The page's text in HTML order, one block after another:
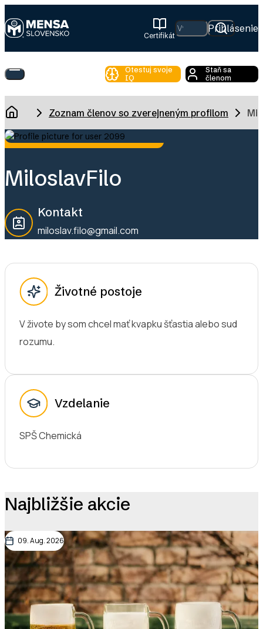
to
main
content
Certifikát
Hľadať Prihlásenie
Toggle
Otestuj svoje
IQ
Staň sa
členom
BreadcrumbZoznam členov so zverejneným profilom
MiloslavFilo
Kontakt
miloslav.filo@gmail.com
Životné postoje
V živote by som chcel mať kvapku šťastia alebo sud
rozumu.
Vzdelanie
SPŠ Chemická
Najbližšie akcie
09. Aug. 2026